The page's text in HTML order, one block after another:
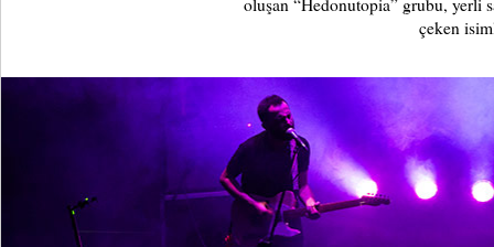
oluşan “Hedonutopia” grubu, yerli
çeken